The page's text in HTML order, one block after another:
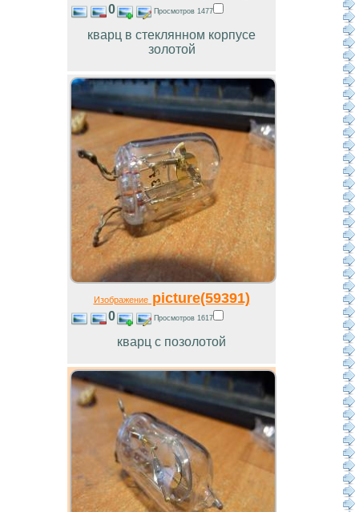
0 Просмотров 1477
кварц в стеклянном корпусе
золотой
Изображениеpicture(59391)
0 Просмотров 1617
кварц с позолотой